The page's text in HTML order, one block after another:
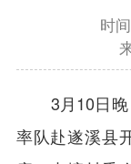
时
3月10日
率队赴遂溪县